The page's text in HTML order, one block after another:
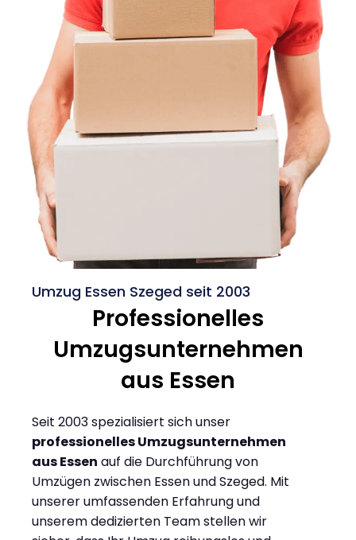
Umzug Essen Szeged seit 2003
Professionelles
Umzugsunternehmen
aus Essen
Seit 2003 spezialisiert sich unser
professionelles Umzugsunternehmen
aus Essen auf die Durchführung von
Umzügen zwischen Essen und Szeged. Mit
unserer umfassenden Erfahrung und
unserem dedizierten Team stellen wir